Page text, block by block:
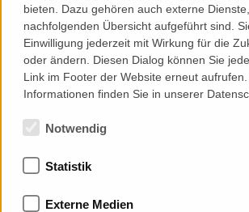
Specials
Statik
Medienfassade
Mitgliedschaften
bieten. Dazu gehören auch externe
nachfolgenden Übersicht aufgeführt sind.
Einwilligung jederzeit mit Wirkung für die
oder ändern. Diesen Dialog können Sie
Link im Footer der Website erneut
Informationen finden Sie in unserer
Notwendig
Statistik
Externe Medien